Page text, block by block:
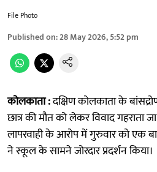
File Photo
Published on:28 May 2026, 5:52 pm
कोलकाता :दक्षिण कोलकाता के
छात्र की मौत को लेकर विवाद गहराता
लापरवाही के आरोप में गुरुवार को एक
ने स्कूल के सामने जोरदार प्रदर्शन किया।